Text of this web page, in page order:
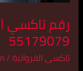
رقم تاكسي
55179079
تاكسي الفروانية/